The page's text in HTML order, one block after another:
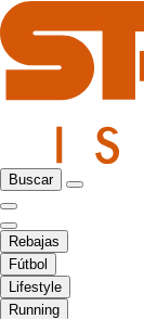
Buscar
Rebajas
Fútbol
Lifestyle
Running